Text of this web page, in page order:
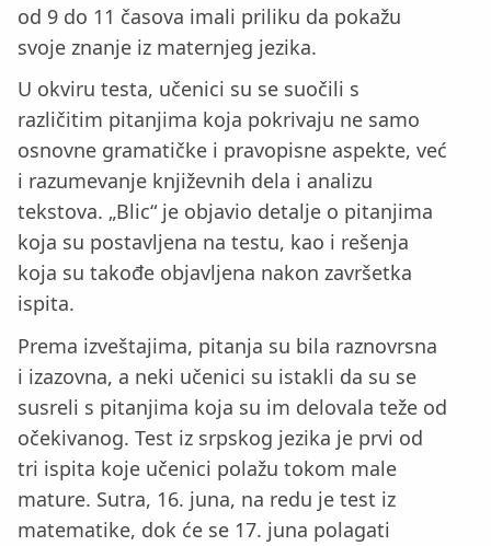
od 9 do 11 časova imali priliku da pokažu
svoje znanje iz maternjeg jezika.
U okviru testa, učenici su se suočili s
različitim pitanjima koja pokrivaju ne samo
osnovne gramatičke i pravopisne aspekte, već
i razumevanje književnih dela i analizu
tekstova. „Blic“ je objavio detalje o pitanjima
koja su postavljena na testu, kao i rešenja
koja su takođe objavljena nakon završetka
ispita.
Prema izveštajima, pitanja su bila raznovrsna
i izazovna, a neki učenici su istakli da su se
susreli s pitanjima koja su im delovala teže od
očekivanog. Test iz srpskog jezika je prvi od
tri ispita koje učenici polažu tokom male
mature. Sutra, 16. juna, na redu je test iz
matematike, dok će se 17. juna polagati